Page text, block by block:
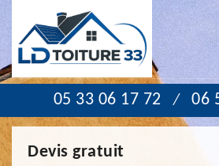
05 33 06 17 72 / 06
Devis gratuit